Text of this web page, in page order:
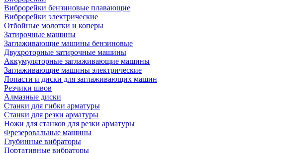
Виброрейки бензиновые плавающие
Виброрейки электрические
Отбойные молотки и коперы
Затирочные машины
Заглаживающие машины бензиновые
Двухроторные затирочные машины
Аккумуляторные заглаживающие машины
Заглаживающие машины электрические
Лопасти и диски для заглаживающих машин
Резчики швов
Алмазные диски
Станки для гибки арматуры
Станки для резки арматуры
Ножи для станков для резки арматуры
Фрезеровальные машины
Глубинные вибраторы
Портативные вибраторы